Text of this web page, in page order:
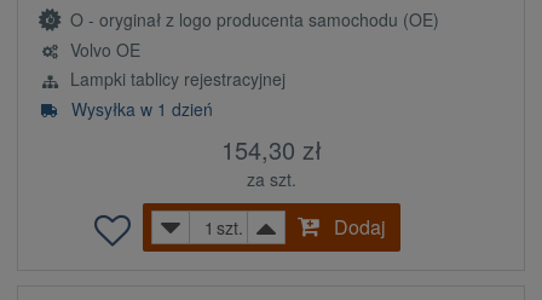
O - oryginał z logo producenta samochodu (OE)
Volvo OE
Lampki tablicy rejestracyjnej
Wysyłka w 1 dzień
154,30 zł
za szt.
szt.
Dodaj